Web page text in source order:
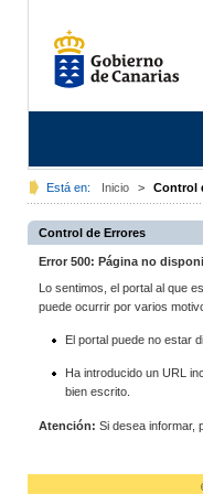
Está en: Inicio > Control
Control de Errores
Error 500: Página no
Lo sentimos, el portal al que
puede ocurrir por varios
El portal puede no estar
Ha introducido un URL
bien escrito.
Atención: Si desea informar,